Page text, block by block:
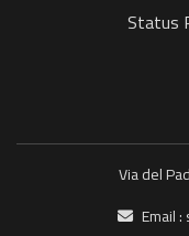
Status
Via del
Email :